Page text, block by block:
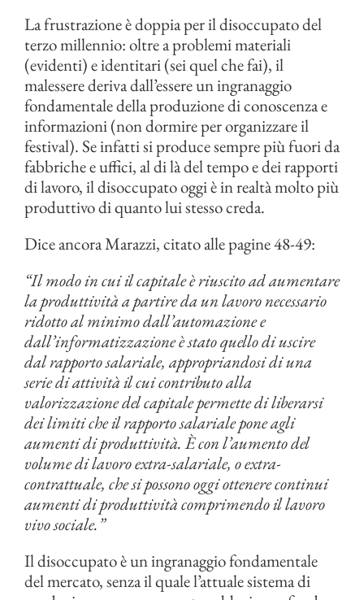
La frustrazione è doppia per il disoccupato del
terzo millennio: oltre a problemi materiali
(evidenti) e identitari (sei quel che fai), il
malessere deriva dall’essere un ingranaggio
fondamentale della produzione di conoscenza e
informazioni (non dormire per organizzare il
festival). Se infatti si produce sempre più fuori da
fabbriche e uffici, al di là del tempo e dei rapporti
di lavoro, il disoccupato oggi è in realtà molto più
produttivo di quanto lui stesso creda.
Dice ancora Marazzi, citato alle pagine 48-49:
“Il modo in cui il capitale è riuscito ad aumentare
la produttività a partire da un lavoro necessario
ridotto al minimo dall’automazione e
dall’informatizzazione è stato quello di uscire
dal rapporto salariale, appropriandosi di una
serie di attività il cui contributo alla
valorizzazione del capitale permette di liberarsi
dei limiti che il rapporto salariale pone agli
aumenti di produttività. È con l’aumento del
volume di lavoro extra-salariale, o extra-
contrattuale, che si possono oggi ottenere continui
aumenti di produttività comprimendo il lavoro
vivo sociale.”
Il disoccupato è un ingranaggio fondamentale
del mercato, senza il quale l’attuale sistema di